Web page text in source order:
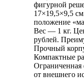
фигурной
17×19,5×9,5
положение
Вес — 1 кг.
рублей.
Прочный
Компактные
Ограниченная
от внешнего